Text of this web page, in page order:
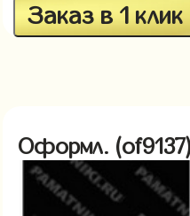
Заказ в 1 клик
Оформл.